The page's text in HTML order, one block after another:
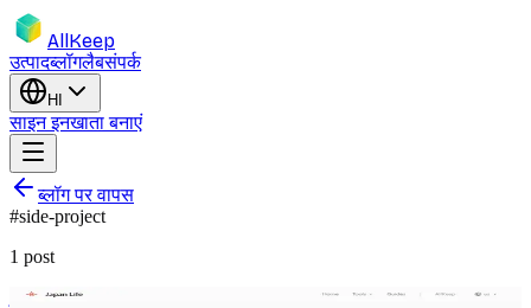
AllKeep
उत्पादब्लॉगलैबसंपर्क
HI
साइन इनखाता बनाएं
ब्लॉग पर वापस
#side-project
1 post
japansalary-calculator side-project